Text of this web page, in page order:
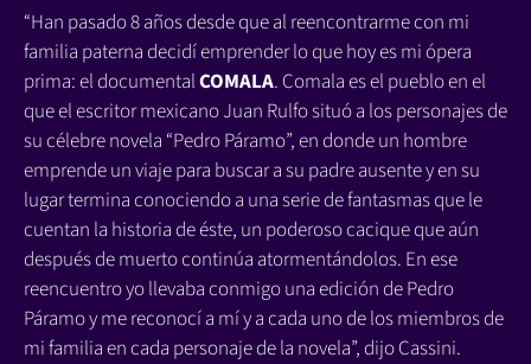
“Han pasado 8 años desde que al reencontrarme con mi
familia paterna decidí emprender lo que hoy es mi ópera
prima: el documentalCOMALA. Comala es el pueblo en el
que el escritor mexicano Juan Rulfo situó a los personajes de
su célebre novela “Pedro Páramo”, en donde un hombre
emprende un viaje para buscar a su padre ausente y en su
lugar termina conociendo a una serie de fantasmas que le
cuentan la historia de éste, un poderoso cacique que aún
después de muerto continúa atormentándolos. En ese
reencuentro yo llevaba conmigo una edición de Pedro
Páramo y me reconocí a mí y a cada uno de los miembros de
mi familia en cada personaje de la novela”, dijo Cassini.